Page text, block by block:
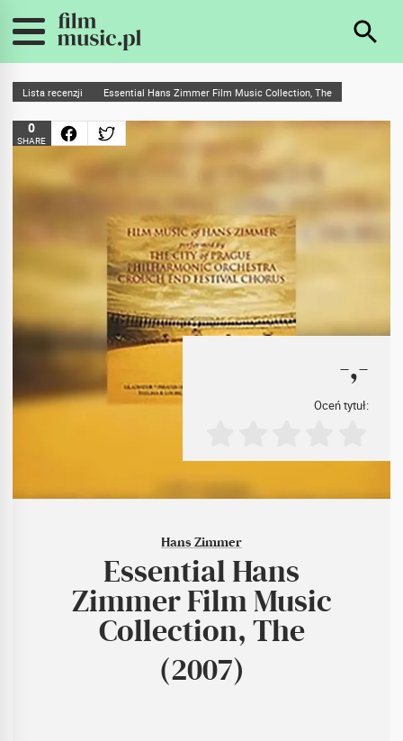
Lista recenzji Essential Hans Zimmer Film Music Collection, The
Hans Zimmer
Essential Hans
Zimmer Film Music
Collection, The
(2007)
0
SHARE
-,-
Oceń tytuł: